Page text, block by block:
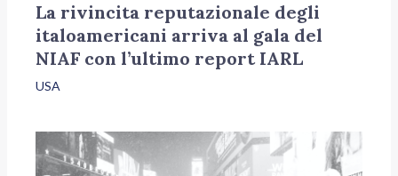
La rivincita reputazionale degli
italoamericani arriva al gala del
NIAF con l’ultimo report IARL
USA